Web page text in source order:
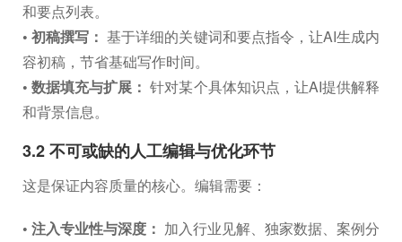
和要点列表。
• 初稿撰写： 基于详细的关键词和要点指令，让AI生成内
容初稿，节省基础写作时间。
• 数据填充与扩展： 针对某个具体知识点，让AI提供解释
和背景信息。
3.2 不可或缺的人工编辑与优化环节
这是保证内容质量的核心。编辑需要：
• 注入专业性与深度： 加入行业见解、独家数据、案例分